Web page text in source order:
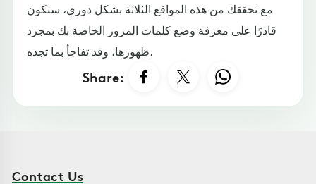
مع تحققك من هذه المواقع الثلاثة بشكل دوري، ستكون
قادرًا على معرفة وضع كلمات المرور الخاصة بك بمجرد
ظهورها، وقد تفاجأ بما تجده.
Share:
Contact Us